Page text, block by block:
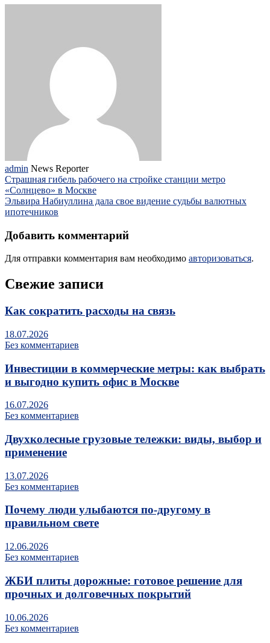
admin News Reporter
Страшная гибель рабочего на стройке станции метро
«Солнцево» в Москве
Эльвира Набиуллина дала свое видение судьбы валютных
ипотечников
Добавить комментарий
Для отправки комментария вам необходимо авторизоваться.
Свежие записи
Как сократить расходы на связь
18.07.2026
Без комментариев
Инвестиции в коммерческие метры: как выбрать
и выгодно купить офис в Москве
16.07.2026
Без комментариев
Двухколесные грузовые тележки: виды, выбор и
применение
13.07.2026
Без комментариев
Почему люди улыбаются по‑другому в
правильном свете
12.06.2026
Без комментариев
ЖБИ плиты дорожные: готовое решение для
прочных и долговечных покрытий
10.06.2026
Без комментариев